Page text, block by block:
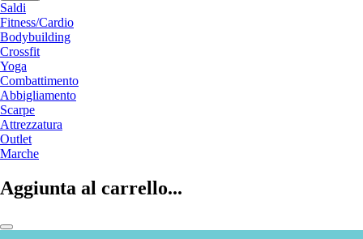
Saldi
Fitness/Cardio
Bodybuilding
Crossfit
Yoga
Combattimento
Abbigliamento
Scarpe
Attrezzatura
Outlet
Marche
Aggiunta al carrello...